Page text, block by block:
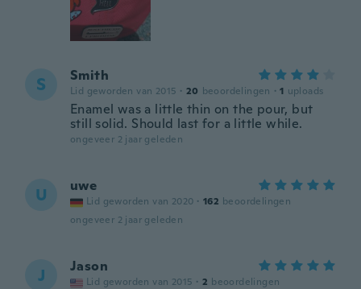
S Smith
Lid geworden van 2015 · 20 beoordelingen · 1 uploads
Enamel was a little thin on the pour, but
still solid. Should last for a little while.
ongeveer 2 jaar geleden
U uwe
Lid geworden van 2020 · 162 beoordelingen
ongeveer 2 jaar geleden
J Jason
Lid geworden van 2015 · 2 beoordelingen